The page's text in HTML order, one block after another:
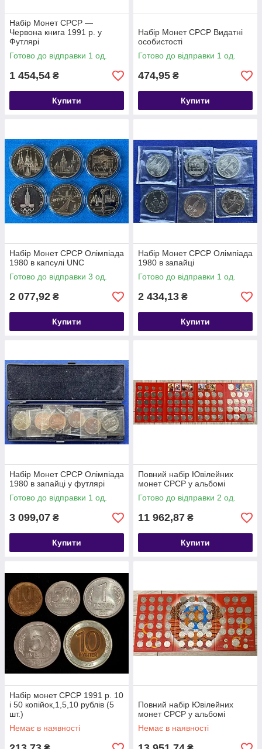
Набір Монет СРСР —
Червона книга 1991 р. у
Футлярі
Готово до відправки 1 од.
1 454,54 ₴
Купити
Набір Монет СРСР Видатні
особистості
Готово до відправки 1 од.
474,95 ₴
Купити
Набір Монет СРСР Олімпіада
1980 в капсулі UNC
Готово до відправки 3 од.
2 077,92 ₴
Купити
Набір Монет СРСР Олімпіада
1980 в запайці
Готово до відправки 1 од.
2 434,13 ₴
Купити
Набір Монет СРСР Олімпіада
1980 в запайці у футлярі
Готово до відправки 1 од.
3 099,07 ₴
Купити
Повний набір Ювілейних
монет СРСР у альбомі
Готово до відправки 2 од.
11 962,87 ₴
Купити
Набір монет СРСР 1991 р. 10
і 50 копійок,1,5,10 рублів (5
шт.)
Немає в наявності
Повний набір Ювілейних
монет СРСР у альбомі
Немає в наявності